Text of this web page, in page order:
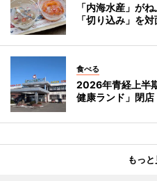
「内海水産」が
「切り込み」を
食べる
2026年青経上半
健康ランド」閉店
もっ